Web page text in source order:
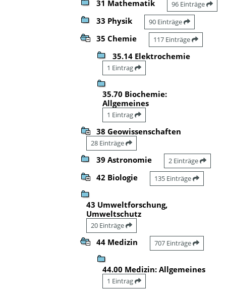
31 Mathematik 96 Einträge
33 Physik 90 Einträge
35 Chemie 117 Einträge
35.14 Elektrochemie
1 Eintrag
35.70 Biochemie:
Allgemeines
1 Eintrag
38 Geowissenschaften
28 Einträge
39 Astronomie 2 Einträge
42 Biologie 135 Einträge
43 Umweltforschung,
Umweltschutz
20 Einträge
44 Medizin 707 Einträge
44.00 Medizin: Allgemeines
1 Eintrag